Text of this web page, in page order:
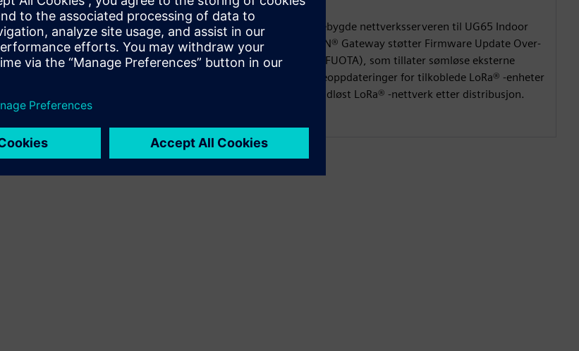
Fleet grupperer flere Milesight LoRaWAN® -
i en administrert flåte, med en
og agentgateways som jobber
Det forenkler distribusjonen, sentraliserer
og utvider dekningen for store IoT-
Den innebygde nettverksserveren til UG65 Indoor
LoRaWAN® Gateway støtter Firmware Update Over-
The-Air (FUOTA), som tillater sømløse eksterne
firmwareoppdateringer for tilkoblede LoRa® -enheter
via et trådløst LoRa® -nettverk etter distribusjon.